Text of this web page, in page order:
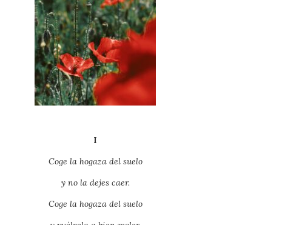
I
Coge la hogaza del suelo
y no la dejes caer.
Coge la hogaza del suelo